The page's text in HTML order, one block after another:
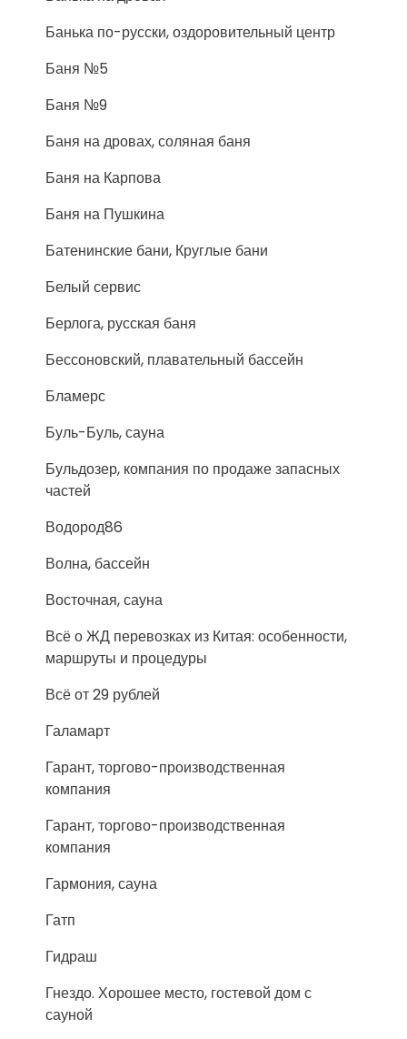
Банька по-русски, оздоровительный центр
Баня №5
Баня №9
Баня на дровах, соляная баня
Баня на Карпова
Баня на Пушкина
Батенинские бани, Круглые бани
Белый сервис
Берлога, русская баня
Бессоновский, плавательный бассейн
Бламерс
Буль-Буль, сауна
Бульдозер, компания по продаже запасных
частей
Водород86
Волна, бассейн
Восточная, сауна
Всё о ЖД перевозках из Китая: особенности,
маршруты и процедуры
Всё от 29 рублей
Галамарт
Гарант, торгово-производственная
компания
Гарант, торгово-производственная
компания
Гармония, сауна
Гатп
Гидраш
Гнездо. Хорошее место, гостевой дом с
сауной